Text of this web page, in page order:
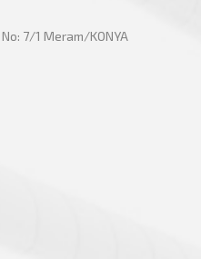
7/1 Meram/KONYA